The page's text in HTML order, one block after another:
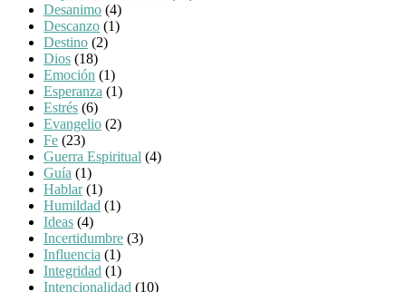
Desanimo (4)
Descanzo (1)
Destino (2)
Dios (18)
Emoción (1)
Esperanza (1)
Estrés (6)
Evangelio (2)
Fe (23)
Guerra Espiritual (4)
Guía (1)
Hablar(1)
Humildad (1)
Ideas (4)
Incertidumbre (3)
Influencia (1)
Integridad (1)
Intencionalidad (10)